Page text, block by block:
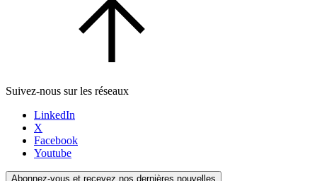
Suivez-nous sur les réseaux
LinkedIn
X
Facebook
Youtube
Abonnez-vous et recevez nos dernières nouvelles